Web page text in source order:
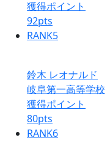
獲得ポイント
92pts
RANK5
鈴木 レオナルド
岐阜第一高等学校
獲得ポイント
80pts
RANK6